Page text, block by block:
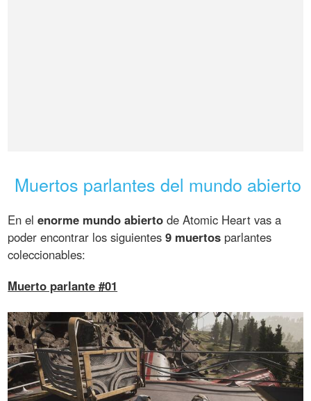
Muertos parlantes del mundo abierto
En elenorme mundo abierto de Atomic Heart vas a
poder encontrar los siguientes9 muertos parlantes
coleccionables:
Muerto parlante #01